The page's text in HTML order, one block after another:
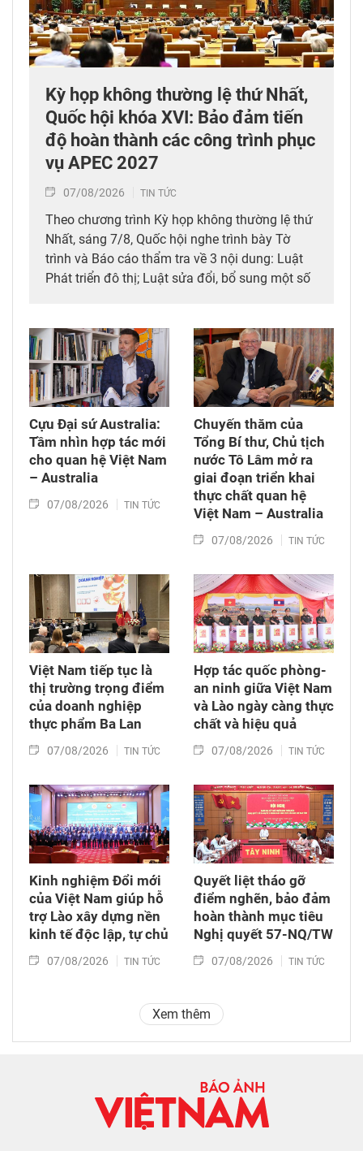
Kỳ họp không thường lệ thứ Nhất,
Quốc hội khóa XVI: Bảo đảm tiến
độ hoàn thành các công trình phục
vụ APEC 2027
07/08/2026 TIN TỨC
Theo chương trình Kỳ họp không thường lệ thứ
Nhất, sáng 7/8, Quốc hội nghe trình bày Tờ
trình và Báo cáo thẩm tra về 3 nội dung: Luật
Phát triển đô thị; Luật sửa đổi, bổ sung một số
nghiệp và môi trường; Luật sửa đổi, bổ sung
một số điều của Luật Tần số vô tuyến điện,
Luật Viễn thông, Luật Giao dịch điện tử và Luật
Chuyển giao công nghệ. Sau đó, Quốc hội thảo
luận ở tổ về 3 dự án Luật trên.
Cựu Đại sứ Australia:
Tầm nhìn hợp tác mới
cho quan hệ Việt Nam
– Australia
07/08/2026 TIN TỨC
Chuyến thăm của
Tổng Bí thư, Chủ tịch
nước Tô Lâm mở ra
giai đoạn triển khai
thực chất quan hệ
Việt Nam – Australia
07/08/2026 TIN TỨC
Việt Nam tiếp tục là
thị trường trọng điểm
của doanh nghiệp
thực phẩm Ba Lan
07/08/2026 TIN TỨC
Hợp tác quốc phòng-
an ninh giữa Việt Nam
và Lào ngày càng thực
chất và hiệu quả
07/08/2026 TIN TỨC
Kinh nghiệm Đổi mới
của Việt Nam giúp hỗ
trợ Lào xây dựng nền
kinh tế độc lập, tự chủ
07/08/2026 TIN TỨC
Quyết liệt tháo gỡ
điểm nghẽn, bảo đảm
hoàn thành mục tiêu
Nghị quyết 57-NQ/TW
07/08/2026 TIN TỨC
Xem thêm